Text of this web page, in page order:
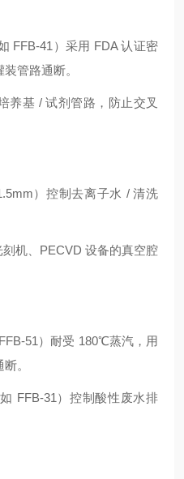
FFB-41）采用 FDA 认证密
管路通断。
养基 / 试剂管路，防止交叉
）控制去离子水 / 清洗
机、PECVD 设备的真空腔
51）耐受 180℃蒸汽，用
。
FFB-31）控制酸性废水排